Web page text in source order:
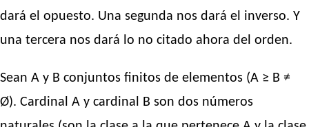
dará el opuesto. Una segunda nos dará el inverso. Y
una tercera nos dará lo no citado ahora del orden.
Sean A y B conjuntos finitos de elementos (A ≥ B ≠
Ø). Cardinal A y cardinal B son dos números